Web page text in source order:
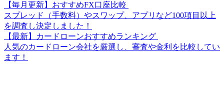
【毎月更新】おすすめFX口座比較
スプレッド（手数料）やスワップ、アプリなど100項目以上
を調査し決定しました！
【最新】カードローンおすすめランキング
人気のカードローン会社を厳選し、審査や金利を比較してい
ます！